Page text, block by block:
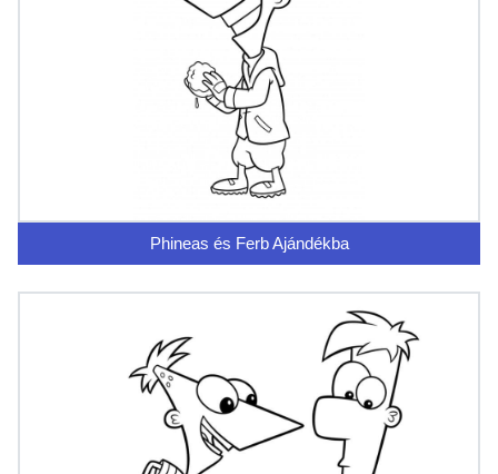
Phineas és Ferb Ajándékba